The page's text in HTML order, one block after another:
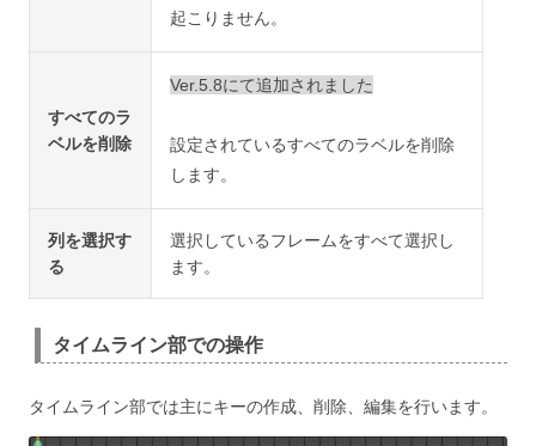
起こりません。
すべてのラ
ベルを削除
Ver.5.8にて追加されました
設定されているすべてのラベルを削除
します。
列を選択す
る
選択しているフレームをすべて選択し
ます。
タイムライン部での操作
タイムライン部では主にキーの作成、削除、編集を行います。